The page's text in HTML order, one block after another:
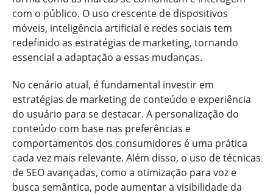
com o público. O uso crescente de dispositivos
móveis, inteligência artificial e redes sociais tem
redefinido as estratégias de marketing, tornando
essencial a adaptação a essas mudanças.
No cenário atual, é fundamental investir em
estratégias de marketing de conteúdo e experiência
do usuário para se destacar. A personalização do
conteúdo com base nas preferências e
comportamentos dos consumidores é uma prática
cada vez mais relevante. Além disso, o uso de técnicas
de SEO avançadas, como a otimização para voz e
busca semântica, pode aumentar a visibilidade da